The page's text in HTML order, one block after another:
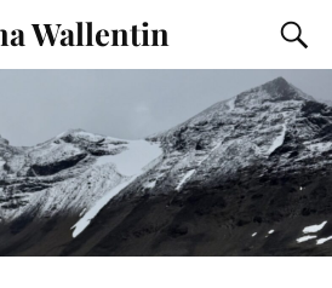
Wallentin